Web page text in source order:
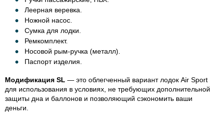
Леерная веревка.
Ножной насос.
Сумка для лодки.
Ремкомплект.
Носовой рым-ручка (металл).
Паспорт изделия.
Модификация SL — это облегченный вариант лодок Air Sport
для использования в условиях, не требующих дополнительной
защиты дна и баллонов и позволяющий сэкономить ваши
деньги.